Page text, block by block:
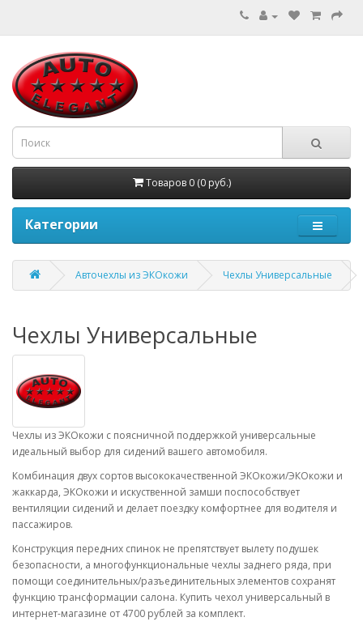
Товаров 0 (0 руб.)
Категории
Авточехлы из ЭКОкожи Чехлы Универсальные
Чехлы Универсальные
Чехлы из ЭКОкожи с поясничной поддержкой универсальные
идеальный выбор для сидений вашего автомобиля.
Комбинация двух сортов высококачественной ЭКОкожи/ЭКОкожи и
жаккарда, ЭКОкожи и искуственной замши поспособствует
вентиляции сидений и делает поездку комфортнее для водителя и
пассажиров.
Конструкция передних спинок не препятствует вылету подушек
безопасности, а многофункциональные чехлы заднего ряда, при
помощи соединительных/разъединительных элементов сохранят
функцию трансформации салона. Купить чехол универсальный в
интернет-магазине от 4700 рублей за комплект.